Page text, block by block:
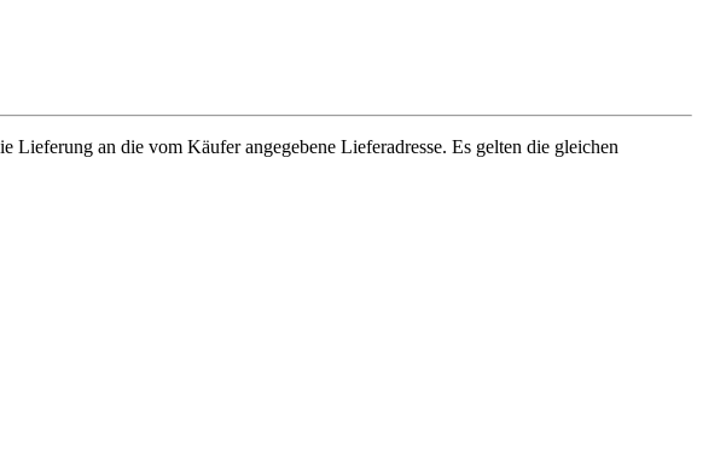
Lieferung an die vom Käufer angegebene Lieferadresse. Es gelten die gleichen